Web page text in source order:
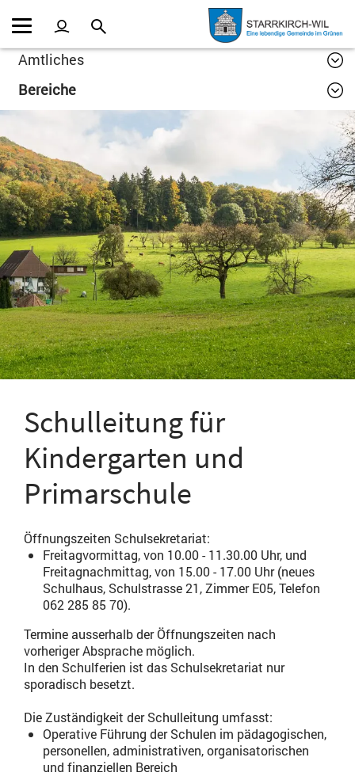
Kopfzeile
Inhalt
Amtliches
Bereiche
Schulleitung für
Kindergarten und
Primarschule
Öffnungszeiten Schulsekretariat:
Freitagvormittag, von 10.00 - 11.30.00 Uhr, und
Freitagnachmittag, von 15.00 - 17.00 Uhr (neues
Schulhaus, Schulstrasse 21, Zimmer E05, Telefon
062 285 85 70).
Termine ausserhalb der Öffnungszeiten nach
vorheriger Absprache möglich.
In den Schulferien ist das Schulsekretariat nur
sporadisch besetzt.
Die Zuständigkeit der Schulleitung umfasst:
Operative Führung der Schulen im pädagogischen,
personellen, administrativen, organisatorischen
und finanziellen Bereich